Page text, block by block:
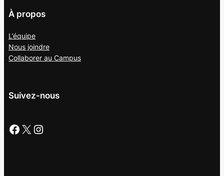
À propos
L’équipe
Nous joindre
Collaborer au Campus
Suivez-nous
Facebook X Instagram